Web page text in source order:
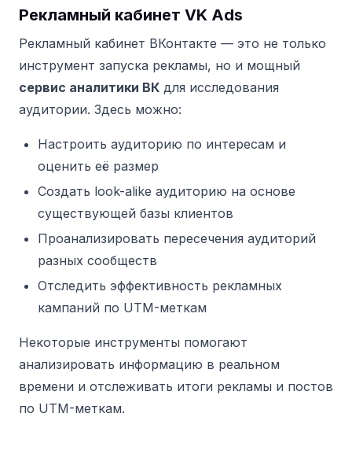
Рекламный кабинет VK Ads
Рекламный кабинет ВКонтакте — это не только
инструмент запуска рекламы, но и мощный
сервис аналитики ВК для исследования
аудитории. Здесь можно:
Настроить аудиторию по интересам и
оценить её размер
Создать look-alike аудиторию на основе
существующей базы клиентов
Проанализировать пересечения аудиторий
разных сообществ
Отследить эффективность рекламных
кампаний по UTM-меткам
Некоторые инструменты помогают
анализировать информацию в реальном
времени и отслеживать итоги рекламы и постов
по UTM-меткам.